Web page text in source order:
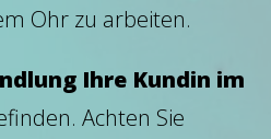
Ohr zu arbeiten.
Ihre Kundin im
Achten Sie